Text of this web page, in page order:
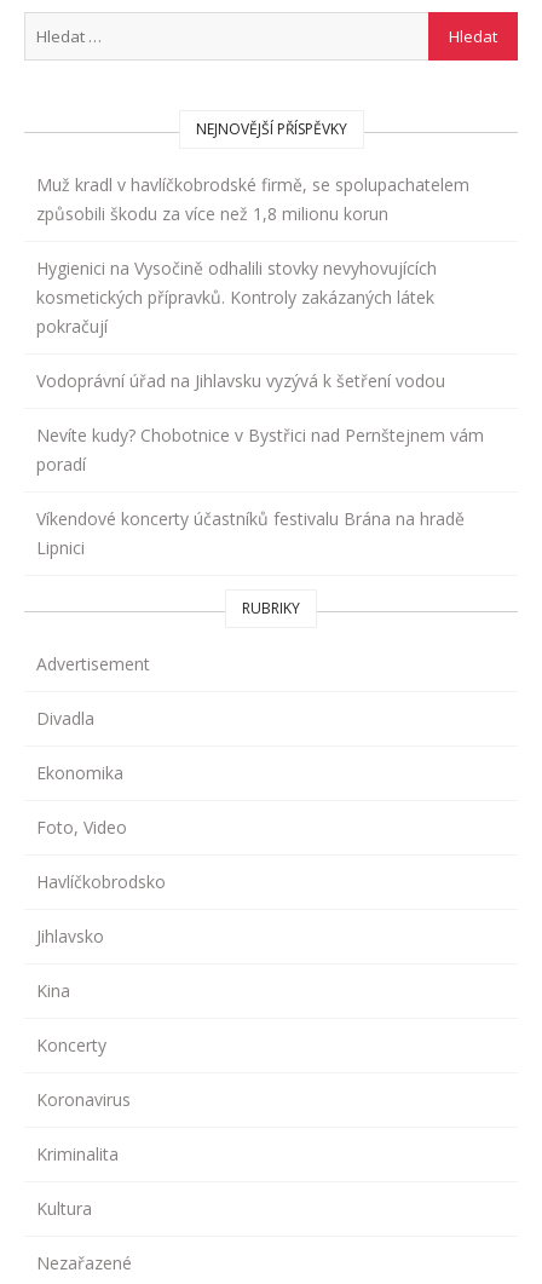
NEJNOVĚJŠÍ PŘÍSPĚVKY
Muž kradl v havlíčkobrodské firmě, se spolupachatelem
způsobili škodu za více než 1,8 milionu korun
Hygienici na Vysočině odhalili stovky nevyhovujících
kosmetických přípravků. Kontroly zakázaných látek
pokračují
Vodoprávní úřad na Jihlavsku vyzývá k šetření vodou
Nevíte kudy? Chobotnice v Bystřici nad Pernštejnem vám
poradí
Víkendové koncerty účastníků festivalu Brána na hradě
Lipnici
RUBRIKY
Advertisement
Divadla
Ekonomika
Foto, Video
Havlíčkobrodsko
Jihlavsko
Kina
Koncerty
Koronavirus
Kriminalita
Kultura
Nezařazené